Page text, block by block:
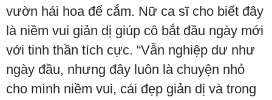
vườn hái hoa để cắm. Nữ ca sĩ cho biết đây
là niềm vui giản dị giúp cô bắt đầu ngày mới
với tinh thần tích cực. “Vẫn nghiệp dư như
ngày đầu, nhưng đây luôn là chuyện nhỏ
cho mình niềm vui, cái đẹp giản dị và trong